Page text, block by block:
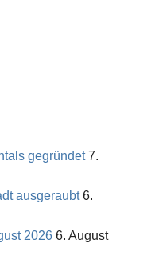
gegründet 7.
ausgeraubt 6.
2026 6. August